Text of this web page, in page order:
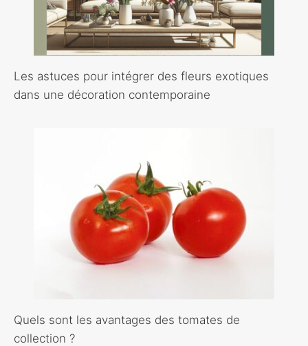
Les astuces pour intégrer des fleurs exotiques
dans une décoration contemporaine
Quels sont les avantages des tomates de
collection ?